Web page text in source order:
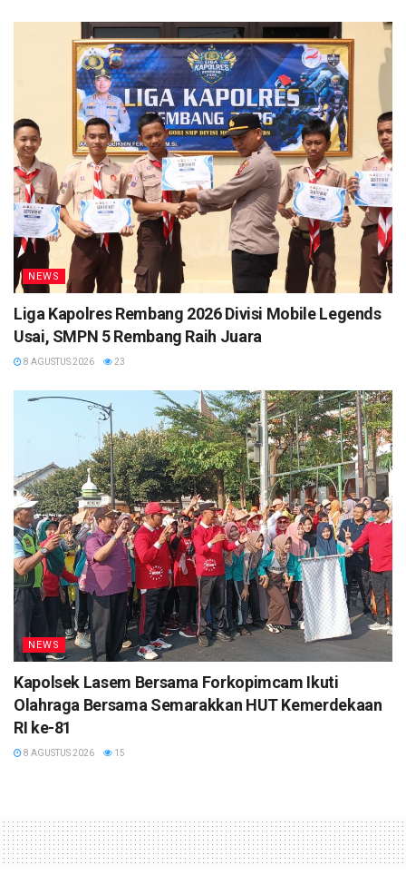
NEWS
Liga Kapolres Rembang 2026 Divisi Mobile Legends
Usai, SMPN 5 Rembang Raih Juara
8 AGUSTUS 2026 23
NEWS
Kapolsek Lasem Bersama Forkopimcam Ikuti
Olahraga Bersama Semarakkan HUT Kemerdekaan
RI ke-81
8 AGUSTUS 2026 15